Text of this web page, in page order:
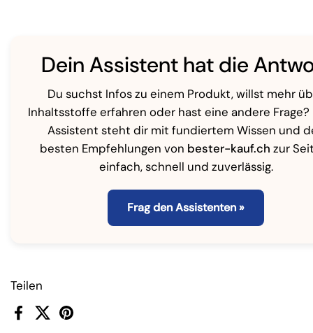
Dein Assistent hat die
Du suchst Infos zu einem Produkt, willst mehr
Inhaltsstoffe erfahren oder hast eine andere Frage?
Assistent steht dir mit fundiertem Wissen und
besten Empfehlungen von bester-kauf.ch zur
einfach, schnell und zuverlässig.
Frag den Assistenten »
Teilen
FacebookX (Twitter)Pinterest